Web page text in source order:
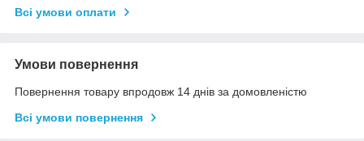
Всі умови оплати
Умови повернення
Повернення товару впродовж 14 днів за домовленістю
Всі умови повернення